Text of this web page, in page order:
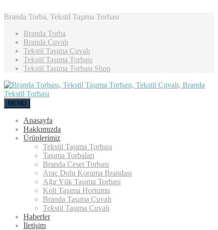
Branda Torba, Tekstil Taşıma Torbası
Branda Torba
Branda Çuvalı
Tekstil Taşıma Çuvalı
Tekstil Taşıma Torbası
Tekstil Taşıma Torbası Shop
MENÜ
Anasayfa
Hakkımızda
Ürünlerimiz
Tekstil Taşıma Torbası
Taşıma Torbaları
Branda Ceset Torbası
Araç Dolu Koruma Brandası
Ağır Yük Taşıma Torbası
Koli Taşıma Hortumu
Branda Taşıma Çuvalı
Tekstil Taşıma Çuvalı
Haberler
İletişim